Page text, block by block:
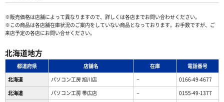
※販売価格は店舗によって異なりますので、詳しくは各店までお問い合わせください。
※この商品は各店舗在庫状況のご案内をしていない商品となっております。お手数ですが、ご
来店予定の各店にお問い合せください。
北海道地方
都道府県 店舗名 在庫
電話番号
北海道
パソコン工房 旭川店 −
0166-49-4677
北海道
パソコン工房 帯広店 −
0155-49-1377